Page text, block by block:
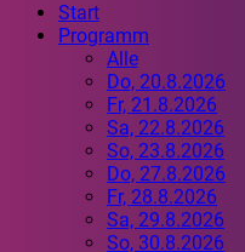
Start
Programm
Alle
Do, 20.8.2026
Fr, 21.8.2026
Sa, 22.8.2026
So, 23.8.2026
Do, 27.8.2026
Fr, 28.8.2026
Sa, 29.8.2026
So, 30.8.2026